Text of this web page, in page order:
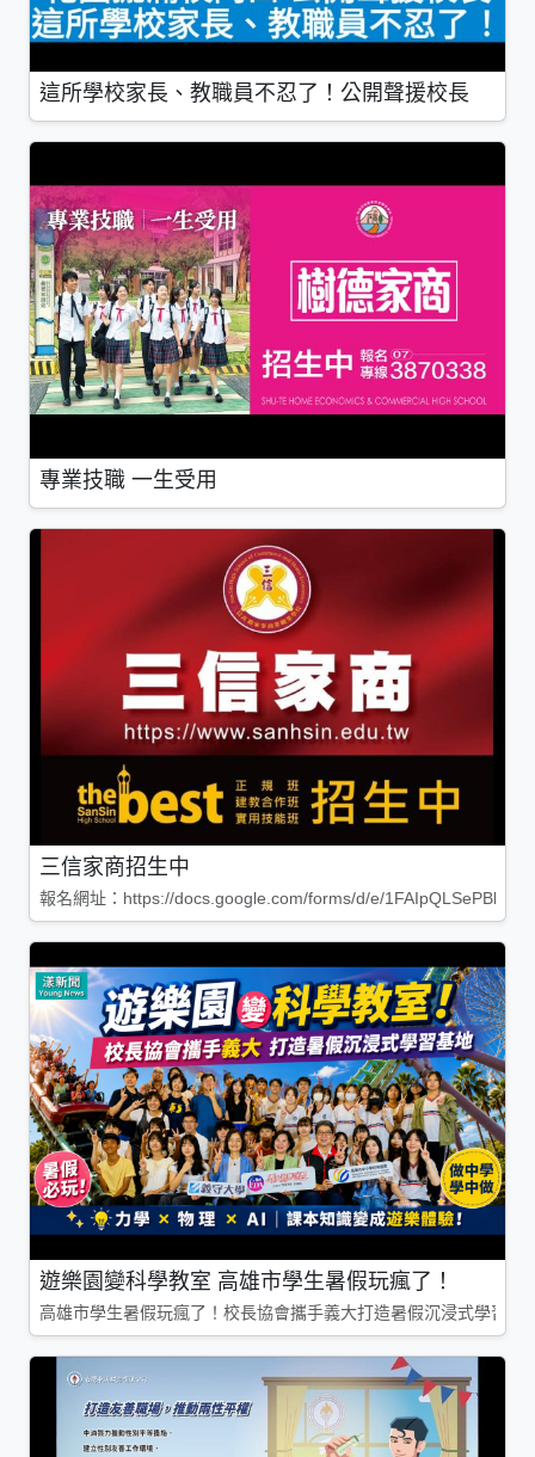
這所學校家長、教職員不忍了！公開聲援校長
專業技職 一生受用
三信家商招生中
報名網址：https://docs.google.com/forms/d/e/
遊樂園變科學教室 高雄市學生暑假玩瘋了！
高雄市學生暑假玩瘋了！校長協會攜手義大打造暑假沉浸式學習基